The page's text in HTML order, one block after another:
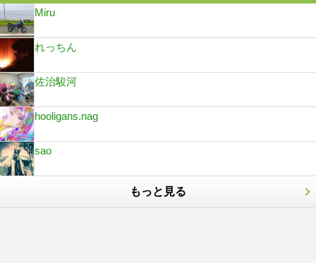
Miru
れっちん
佐治駿河
hooligans.nag
sao
もっと見る